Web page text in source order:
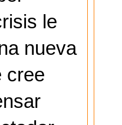
le
nueva
cree